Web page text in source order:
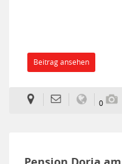
Beitrag ansehen
0